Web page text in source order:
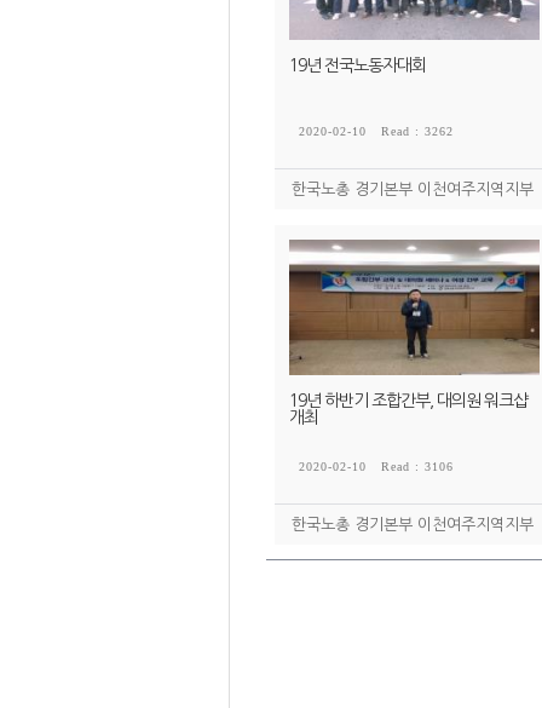
19년 전국노동자대회
2020-02-10 Read : 3262
한국노총 경기본부 이천여주지역지부
19년 하반기 조합간부, 대의원 워크샵
개최
2020-02-10 Read : 3106
한국노총 경기본부 이천여주지역지부